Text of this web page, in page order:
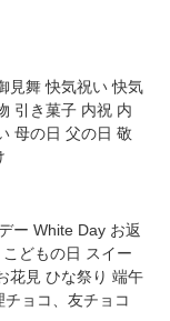
見舞 快気祝い 快気
引き菓子 内祝 内
母の日 父の日 敬
ー White Day お返
どもの日 スイー
花見 ひな祭り 端午
ョコ、友チョコ